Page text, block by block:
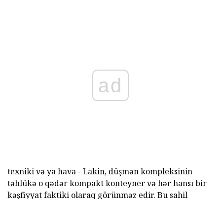
ad
texniki və ya hava - Lakin, düşmən kompleksinin
təhlükə o qədər kompakt konteyner və hər hansı bir
kəşfiyyat faktiki olaraq görünməz edir. Bu sahil